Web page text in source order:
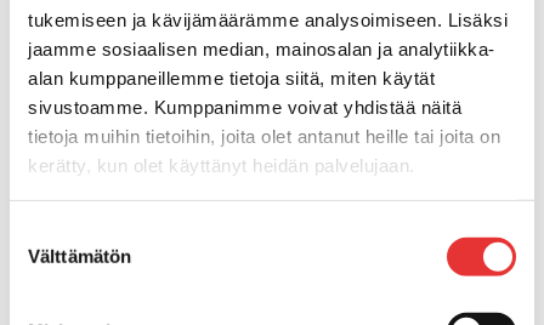
tukemiseen ja kävijämäärämme analysoimiseen. Lisäksi
jaamme sosiaalisen median, mainosalan ja analytiikka-
alan kumppaneillemme tietoja siitä, miten käytät
sivustoamme. Kumppanimme voivat yhdistää näitä
tietoja muihin tietoihin, joita olet antanut heille tai joita on
kerätty, kun olet käyttänyt heidän palvelujaan.
valinta
Välttämätön
päätehelat
Keulatikkaat, -tasot ja
varusteet
Keulakaiteet ja
kaidepylväät
Kansiluukut, ikkunat ja verhot